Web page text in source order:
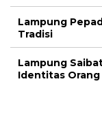
Lampung
Tradisi
Lampung
Identitas